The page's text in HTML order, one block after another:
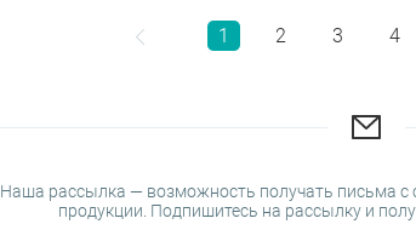
1 2 3 4
Наша рассылка — возможность получать письма с
продукции. Подпишитесь на рассылку и